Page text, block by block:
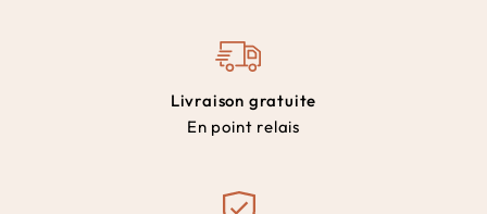
Livraison gratuite
En point relais